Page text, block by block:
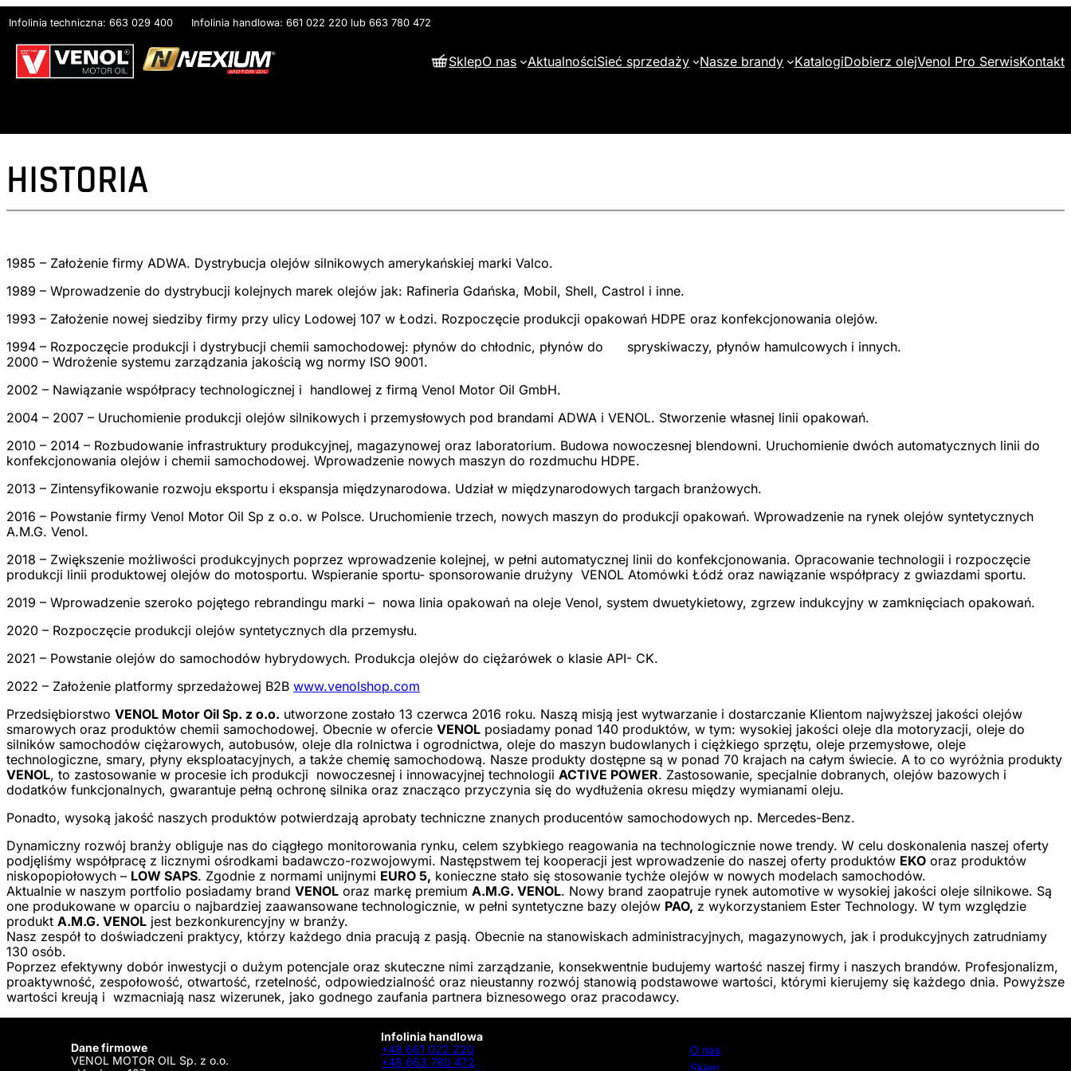
do
treści
Infolinia techniczna: 663 029 400 Infolinia handlowa: 661 022 220 lub 663 780 472
SklepO nas AktualnościSieć sprzedaży Nasze brandy KatalogiDobierz olejVenol Pro SerwisKontakt
HISTORIA
1985 – Założenie firmy ADWA. Dystrybucja olejów silnikowych amerykańskiej marki Valco.
1989 – Wprowadzenie do dystrybucji kolejnych marek olejów jak: Rafineria Gdańska, Mobil, Shell, Castrol i inne.
1993 – Założenie nowej siedziby firmy przy ulicy Lodowej 107 w Łodzi. Rozpoczęcie produkcji opakowań HDPE oraz konfekcjonowania olejów.
1994 – Rozpoczęcie produkcji i dystrybucji chemii samochodowej: płynów do chłodnic, płynów do spryskiwaczy, płynów hamulcowych i innych.
2000 – Wdrożenie systemu zarządzania jakością wg normy ISO 9001.
2002 – Nawiązanie współpracy technologicznej i handlowej z firmą Venol Motor Oil GmbH.
2004 – 2007 – Uruchomienie produkcji olejów silnikowych i przemysłowych pod brandami ADWA i VENOL. Stworzenie własnej linii opakowań.
2010 – 2014 – Rozbudowanie infrastruktury produkcyjnej, magazynowej oraz laboratorium. Budowa nowoczesnej blendowni. Uruchomienie dwóch automatycznych linii do
konfekcjonowania olejów i chemii samochodowej. Wprowadzenie nowych maszyn do rozdmuchu HDPE.
2013 – Zintensyfikowanie rozwoju eksportu i ekspansja międzynarodowa. Udział w międzynarodowych targach branżowych.
2016 – Powstanie firmy Venol Motor Oil Sp z o.o. w Polsce. Uruchomienie trzech, nowych maszyn do produkcji opakowań. Wprowadzenie na rynek olejów syntetycznych
A.M.G. Venol.
2018 – Zwiększenie możliwości produkcyjnych poprzez wprowadzenie kolejnej, w pełni automatycznej linii do konfekcjonowania. Opracowanie technologii i rozpoczęcie
produkcji linii produktowej olejów do motosportu. Wspieranie sportu- sponsorowanie drużyny VENOL Atomówki Łódź oraz nawiązanie współpracy z gwiazdami sportu.
2019 – Wprowadzenie szeroko pojętego rebrandingu marki – nowa linia opakowań na oleje Venol, system dwuetykietowy, zgrzew indukcyjny w zamknięciach opakowań.
2020 – Rozpoczęcie produkcji olejów syntetycznych dla przemysłu.
2021 – Powstanie olejów do samochodów hybrydowych. Produkcja olejów do ciężarówek o klasie API- CK.
2022 – Założenie platformy sprzedażowej B2B www.venolshop.com
Przedsiębiorstwo VENOL Motor Oil Sp. z o.o. utworzone zostało 13 czerwca 2016 roku. Naszą misją jest wytwarzanie i dostarczanie Klientom najwyższej jakości olejów
smarowych oraz produktów chemii samochodowej. Obecnie w ofercie VENOL posiadamy ponad 140 produktów, w tym: wysokiej jakości oleje dla motoryzacji, oleje do
silników samochodów ciężarowych, autobusów, oleje dla rolnictwa i ogrodnictwa, oleje do maszyn budowlanych i ciężkiego sprzętu, oleje przemysłowe, oleje
technologiczne, smary, płyny eksploatacyjnych, a także chemię samochodową. Nasze produkty dostępne są w ponad 70 krajach na całym świecie. A to co wyróżnia produkty
VENOL, to zastosowanie w procesie ich produkcji nowoczesnej i innowacyjnej technologii ACTIVE POWER. Zastosowanie, specjalnie dobranych, olejów bazowych i
dodatków funkcjonalnych, gwarantuje pełną ochronę silnika oraz znacząco przyczynia się do wydłużenia okresu między wymianami oleju.
Ponadto, wysoką jakość naszych produktów potwierdzają aprobaty techniczne znanych producentów samochodowych np. Mercedes-Benz.
Dynamiczny rozwój branży obliguje nas do ciągłego monitorowania rynku, celem szybkiego reagowania na technologicznie nowe trendy. W celu doskonalenia naszej oferty
podjęliśmy współpracę z licznymi ośrodkami badawczo-rozwojowymi. Następstwem tej kooperacji jest wprowadzenie do naszej oferty produktów EKO oraz produktów
niskopopiołowych – LOW SAPS. Zgodnie z normami unijnymi EURO 5, konieczne stało się stosowanie tychże olejów w nowych modelach samochodów.
Aktualnie w naszym portfolio posiadamy brand VENOL oraz markę premium A.M.G. VENOL. Nowy brand zaopatruje rynek automotive w wysokiej jakości oleje silnikowe. Są
one produkowane w oparciu o najbardziej zaawansowane technologicznie, w pełni syntetyczne bazy olejów PAO, z wykorzystaniem Ester Technology. W tym względzie
produkt A.M.G. VENOL jest bezkonkurencyjny w branży.
Nasz zespół to doświadczeni praktycy, którzy każdego dnia pracują z pasją. Obecnie na stanowiskach administracyjnych, magazynowych, jak i produkcyjnych zatrudniamy
130 osób.
Poprzez efektywny dobór inwestycji o dużym potencjale oraz skuteczne nimi zarządzanie, konsekwentnie budujemy wartość naszej firmy i naszych brandów. Profesjonalizm,
proaktywność, zespołowość, otwartość, rzetelność, odpowiedzialność oraz nieustanny rozwój stanowią podstawowe wartości, którymi kierujemy się każdego dnia. Powyższe
wartości kreują i wzmacniają nasz wizerunek, jako godnego zaufania partnera biznesowego oraz pracodawcy.
Dane firmowe
VENOL MOTOR OIL Sp. z o.o.
Infolinia handlowa
+48 661 022 220
+48 663 780 472
O nas
Sklep